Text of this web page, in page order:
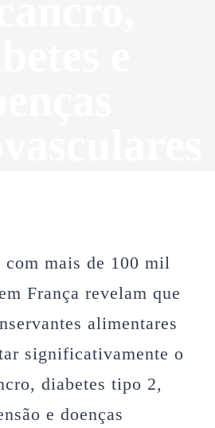
com mais de 100 mil
França revelam que
alimentares
significativamente o
diabetes tipo 2,
e doenças